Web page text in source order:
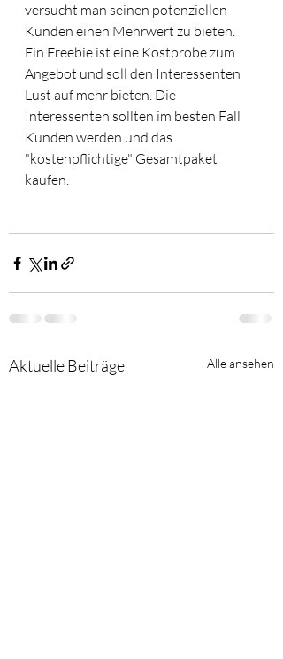
versucht man seinen potenziellen
Kunden einen Mehrwert zu bieten.
Ein Freebie ist eine Kostprobe zum
Angebot und soll den Interessenten
Lust auf mehr bieten. Die
Interessenten sollten im besten Fall
Kunden werden und das
"kostenpflichtige" Gesamtpaket
kaufen.
Aktuelle Beiträge Alle ansehen